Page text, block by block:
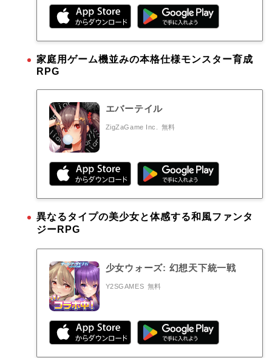
家庭用ゲーム機並みの本格仕様モンスター育成
RPG
エバーテイル
ZigZaGame Inc. 無料
異なるタイプの美少女と体感する和風ファンタ
ジーRPG
少女ウォーズ: 幻想天下統一戦
Y2SGAMES 無料